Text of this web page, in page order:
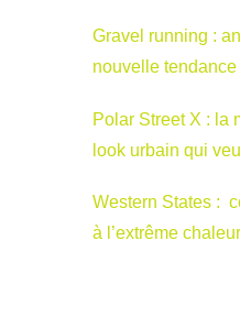
Gravel running :
nouvelle tendance
Polar Street X : la
look urbain qui
Western States :
à l’extrême